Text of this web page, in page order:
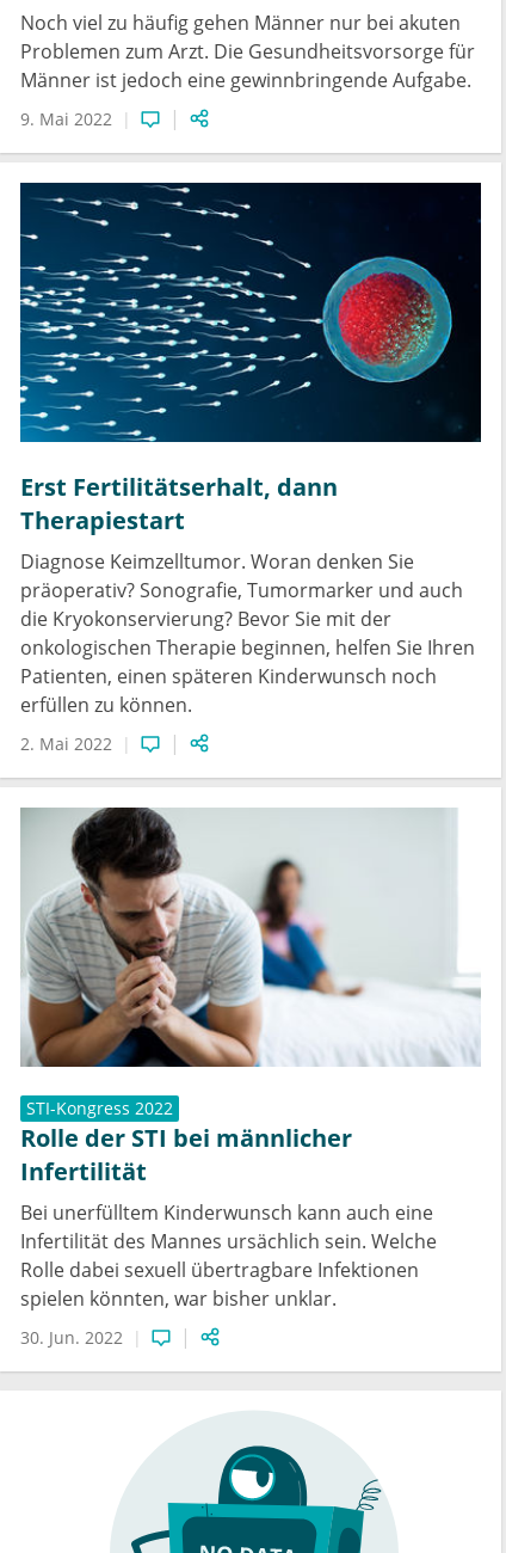
Noch viel zu häufig gehen Männer nur bei akuten
Problemen zum Arzt. Die Gesundheitsvorsorge für
Männer ist jedoch eine gewinnbringende Aufgabe.
9. Mai 2022
Erst Fertilitätserhalt, dann
Therapiestart
Diagnose Keimzelltumor. Woran denken Sie
präoperativ? Sonografie, Tumormarker und auch
die Kryokonservierung? Bevor Sie mit der
onkologischen Therapie beginnen, helfen Sie Ihren
Patienten, einen späteren Kinderwunsch noch
erfüllen zu können.
2. Mai 2022
STI-Kongress 2022
Rolle der STI bei männlicher
Infertilität
Bei unerfülltem Kinderwunsch kann auch eine
Infertilität des Mannes ursächlich sein. Welche
Rolle dabei sexuell übertragbare Infektionen
spielen könnten, war bisher unklar.
30. Jun. 2022